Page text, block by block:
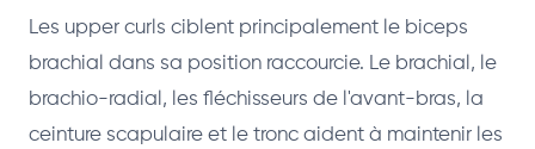
Les upper curls ciblent principalement le biceps
brachial dans sa position raccourcie. Le brachial, le
brachio-radial, les fléchisseurs de l'avant-bras, la
ceinture scapulaire et le tronc aident à maintenir les